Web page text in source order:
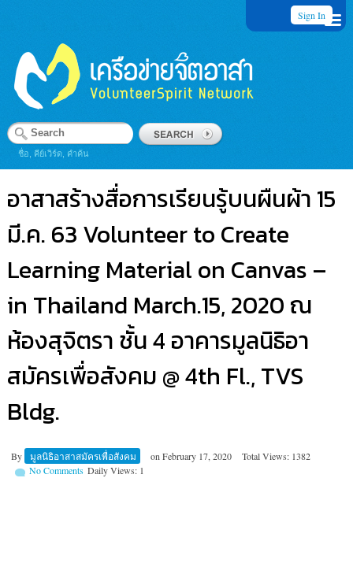
Sign In
ชื่อ, คีย์เวิร์ด, คำค้น
อาสาสร้างสื่อการเรียนรู้บนผืนผ้า 15
มี.ค. 63 Volunteer to Create
Learning Material on Canvas –
in Thailand March.15, 2020 ณ
ห้องสุจิตรา ชั้น 4 อาคารมูลนิธิอา
สมัครเพื่อสังคม @ 4th Fl., TVS
Bldg.
By มูลนิธิอาสาสมัครเพื่อสังคม on February 17, 2020
Total Views: 1382
Daily Views: 1
No Comments